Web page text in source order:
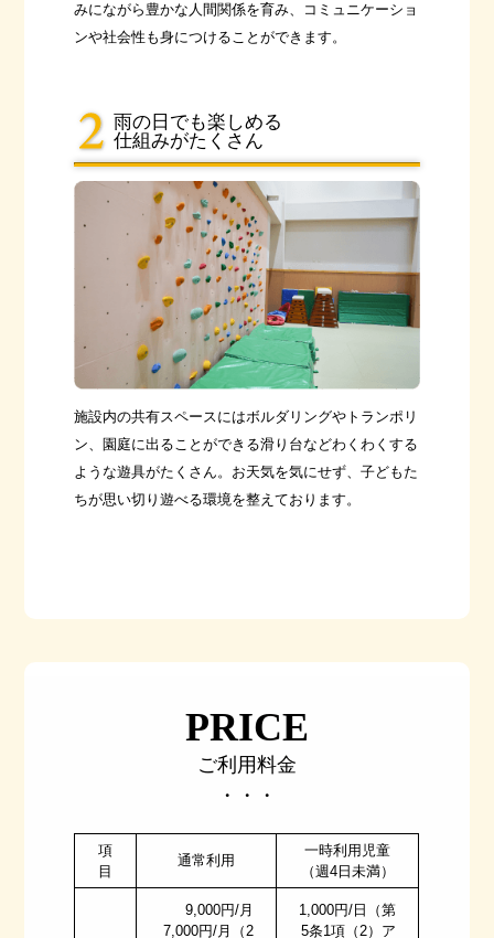
みにながら豊かな人間関係を育み、コミュニケーショ
ンや社会性も身につけることができます。
雨の日でも楽しめる
仕組みがたくさん
施設内の共有スペースにはボルダリングやトランポリ
ン、園庭に出ることができる滑り台などわくわくする
ような遊具がたくさん。お天気を気にせず、子どもた
ちが思い切り遊べる環境を整えております。
PRICE
ご利用料金
・・・
項
目
通常利用
一時利用児童
（週4日未満）
9,000円/月
7,000円/月（2
1,000円/日（第
5条1項（2）ア